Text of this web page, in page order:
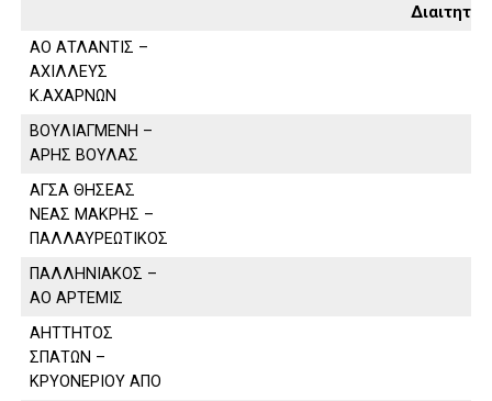
Διαιτητή
ΑΟ ΑΤΛΑΝΤΙΣ –
ΑΧΙΛΛΕΥΣ
Κ.ΑΧΑΡΝΩΝ
ΒΟΥΛΙΑΓΜΕΝΗ –
ΑΡΗΣ ΒΟΥΛΑΣ
ΑΓΣΑ ΘΗΣΕΑΣ
ΝΕΑΣ ΜΑΚΡΗΣ –
ΠΑΛΛΑΥΡΕΩΤΙΚΟΣ
ΠΑΛΛΗΝΙΑΚΟΣ –
ΑΟ ΑΡΤΕΜΙΣ
ΑΗΤΤΗΤΟΣ
ΣΠΑΤΩΝ –
ΚΡΥΟΝΕΡΙΟΥ ΑΠΟ